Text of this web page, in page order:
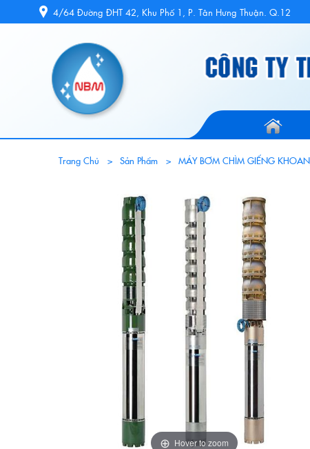
4/64 Đường ĐHT 42, Khu Phố 1, P. Tân Hưng Thuận. Q.12
Trang Chủ Sản Phẩm MÁY BƠM CHÌM GIẾNG
Hover to zoom